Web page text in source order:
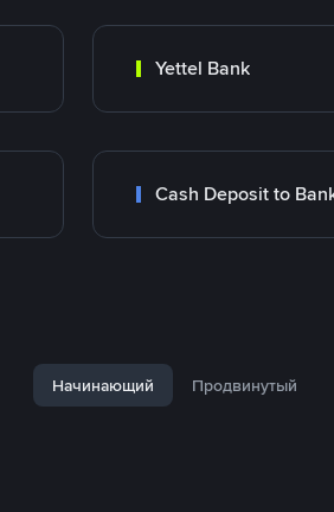
Yettel Bank
Cash Deposit to
Начинающий Продвинутый